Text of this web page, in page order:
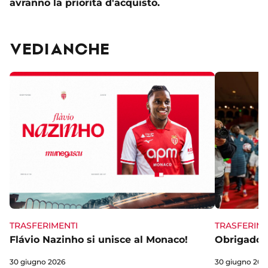
avranno la priorità d'acquisto.
VEDI ANCHE
TRASFERIMENTI
Flávio Nazinho si unisce al Monaco!
30 giugno 2026
Obrigado
30 giugno